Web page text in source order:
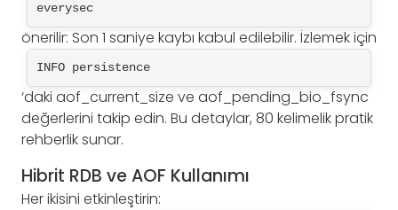
everysec
önerilir: Son 1 saniye kaybı kabul edilebilir. İzlemek için
INFO persistence
‘daki aof_current_size ve aof_pending_bio_fsync
değerlerini takip edin. Bu detaylar, 80 kelimelik pratik
rehberlik sunar.
Hibrit RDB ve AOF Kullanımı
Her ikisini etkinleştirin: